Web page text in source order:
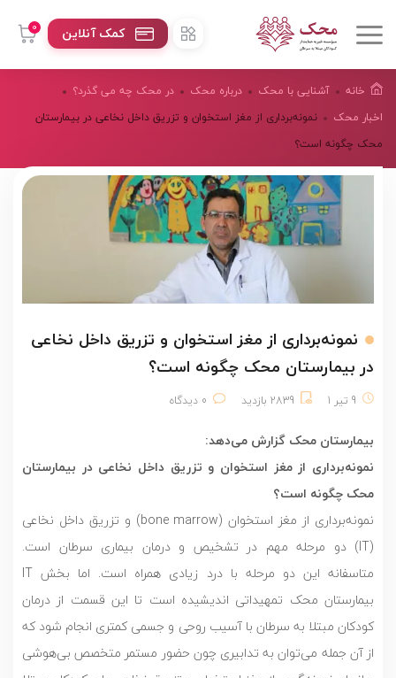
0 کمک آنلاین
خانه آشنایی با محک درباره محک
در محک چه می گذرد؟
اخبار محک
نمونه‌برداری از مغز استخوان و تزریق داخل نخاعی در بیمارستان
محک چگونه است؟
نمونه‌برداری از مغز استخوان و تزریق داخل نخاعی
در بیمارستان محک چگونه است؟
9 تیر 1 2839 بازدید 0 دیدگاه
بیمارستان محک گزارش می‌دهد:
نمونه‌برداری از مغز استخوان و تزریق داخل نخاعی در بیمارستان
محک چگونه است؟
نمونه‌برداری از مغز استخوان (bone marrow) و تزریق داخل نخاعی
(IT) دو مرحله مهم در تشخیص و درمان بیماری سرطان است.
متاسفانه این دو مرحله با درد زیادی همراه است. اما بخش IT
بیمارستان محک تمهیداتی اندیشیده است تا این قسمت از درمان
کودکان مبتلا به سرطان با آسیب روحی و جسمی کمتری انجام شود که
از آن جمله می‌توان به تدابیری چون حضور مستمر متخصص بی‌هوشی